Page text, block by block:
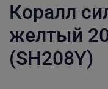
Коралл
желтый
(SH208Y)